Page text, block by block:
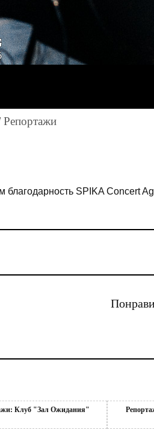
Репортажи
благодарность SPIKA Concert
Клуб "Зал Ожидания"